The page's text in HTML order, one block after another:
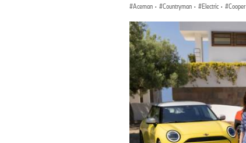
Aceman · Countryman · Electric · Cooper